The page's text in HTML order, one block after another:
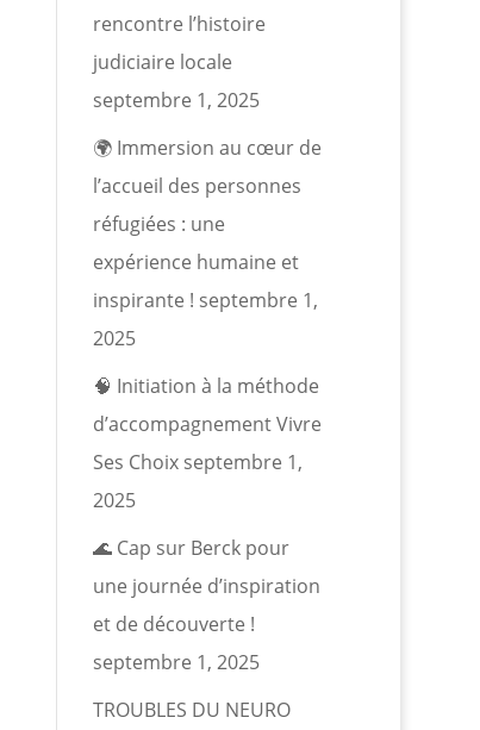
rencontre l’histoire
judiciaire locale
septembre 1, 2025
🌍 Immersion au cœur de
l’accueil des personnes
réfugiées : une
expérience humaine et
inspirante ! septembre 1,
2025
🧠 Initiation à la méthode
d’accompagnement Vivre
Ses Choix septembre 1,
2025
🌊 Cap sur Berck pour
une journée d’inspiration
et de découverte !
septembre 1, 2025
TROUBLES DU NEURO